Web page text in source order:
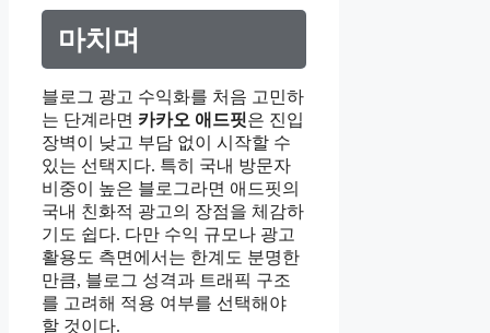
마치며
블로그 광고 수익화를 처음 고민하
는 단계라면 카카오 애드핏은 진입
장벽이 낮고 부담 없이 시작할 수
있는 선택지다. 특히 국내 방문자
비중이 높은 블로그라면 애드핏의
국내 친화적 광고의 장점을 체감하
기도 쉽다. 다만 수익 규모나 광고
활용도 측면에서는 한계도 분명한
만큼, 블로그 성격과 트래픽 구조
를 고려해 적용 여부를 선택해야
할 것이다.